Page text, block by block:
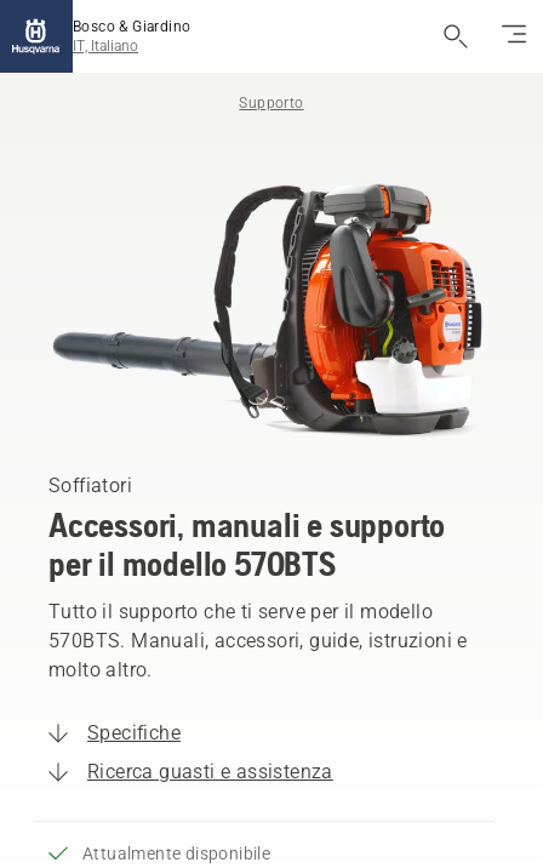
Bosco & Giardino
IT, Italiano
Supporto
Soffiatori
Accessori, manuali e supporto
per il modello 570BTS
Tutto il supporto che ti serve per il modello
570BTS. Manuali, accessori, guide, istruzioni e
molto altro.
Specifiche
Ricerca guasti e assistenza
Attualmente disponibile